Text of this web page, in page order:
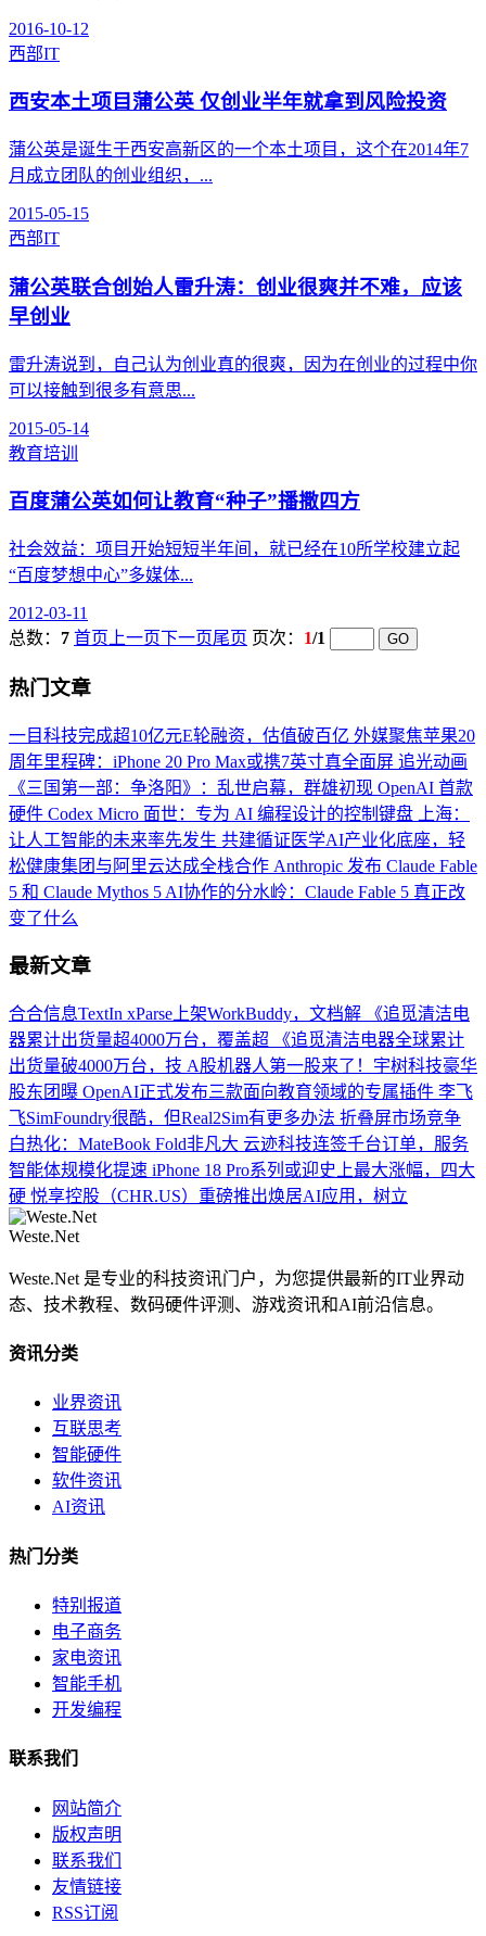
2016-10-12
西部IT
西安本土项目蒲公英 仅创业半年就拿到风险投资
蒲公英是诞生于西安高新区的一个本土项目，这个在2014年7
月成立团队的创业组织，...
2015-05-15
西部IT
蒲公英联合创始人雷升涛：创业很爽并不难，应该
早创业
雷升涛说到，自己认为创业真的很爽，因为在创业的过程中你
可以接触到很多有意思...
2015-05-14
教育培训
百度蒲公英如何让教育“种子”播撒四方
社会效益：项目开始短短半年间，就已经在10所学校建立起
“百度梦想中心”多媒体...
2012-03-11
总数： 7 首页 上一页下一页尾页 页次： 1/1
热门文章
一目科技完成超10亿元E轮融资，估值破百亿 外媒聚焦苹果20
周年里程碑：iPhone 20 Pro Max或携7英寸真全面屏 追光动画
《三国第一部：争洛阳》：乱世启幕，群雄初现 OpenAI 首款
硬件 Codex Micro 面世：专为 AI 编程设计的控制键盘
上海：
让人工智能的未来率先发生 共建循证医学AI产业化底座，轻
松健康集团与阿里云达成全栈合作 Anthropic 发布 Claude Fable
5 和 Claude Mythos 5 AI协作的分水岭：Claude Fable 5 真正改
变了什么
最新文章
合合信息TextIn xParse上架WorkBuddy，文档解
《追觅清洁电
器累计出货量超4000万台，覆盖超
《追觅清洁电器全球累计
出货量破4000万台，技 A股机器人第一股来了！宇树科技豪华
股东团曝 OpenAI正式发布三款面向教育领域的专属插件 李飞
飞SimFoundry很酷，但Real2Sim有更多办法 折叠屏市场竞争
白热化：MateBook Fold非凡大 云迹科技连签千台订单，服务
智能体规模化提速 iPhone 18 Pro系列或迎史上最大涨幅，四大
硬 悦享控股（CHR.US）重磅推出焕居AI应用，树立
Weste.Net
Weste.Net 是专业的科技资讯门户，为您提供最新的IT业界动
态、技术教程、数码硬件评测、游戏资讯和AI前沿信息。
资讯分类
业界资讯
互联思考
智能硬件
软件资讯
AI资讯
热门分类
特别报道
电子商务
家电资讯
智能手机
开发编程
联系我们
网站简介
版权声明
联系我们
友情链接
RSS订阅